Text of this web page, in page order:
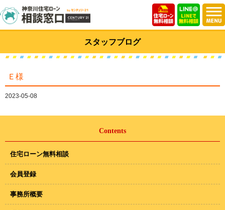
スタッフブログ
Ｅ様
2023-05-08
Contents
住宅ローン無料相談
会員登録
事務所概要